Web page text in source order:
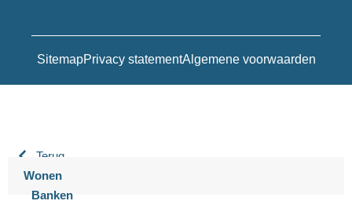
SitemapPrivacy statementAlgemene voorwaarden
Terug
Wonen
Banken